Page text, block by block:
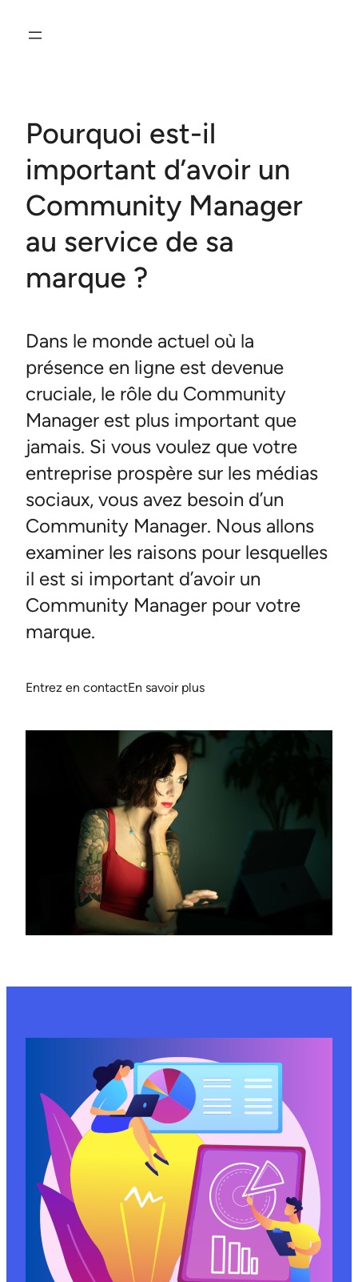
Pourquoi est-il
important d’avoir un
Community Manager
au service de sa
marque ?
Dans le monde actuel où la
présence en ligne est devenue
cruciale, le rôle du Community
Manager est plus important que
jamais. Si vous voulez que votre
entreprise prospère sur les médias
sociaux, vous avez besoin d’un
Community Manager. Nous allons
examiner les raisons pour lesquelles
il est si important d’avoir un
Community Manager pour votre
marque.
Entrez en contactEn savoir plus